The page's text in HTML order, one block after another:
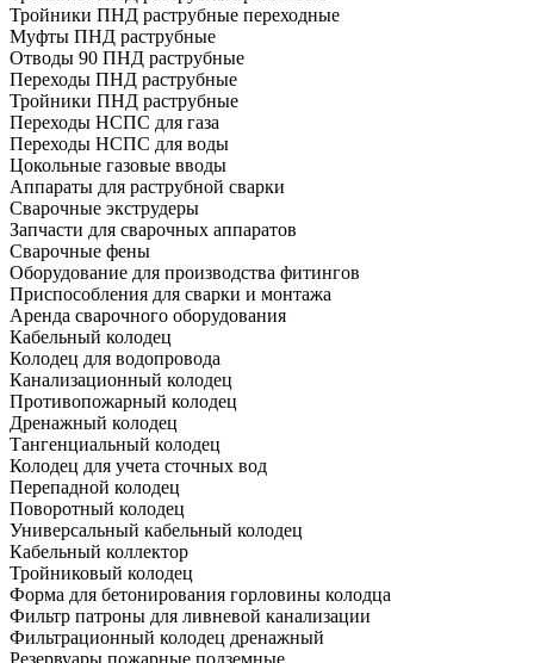
Тройники ПНД раструбные переходные
Муфты ПНД раструбные
Отводы 90 ПНД раструбные
Переходы ПНД раструбные
Тройники ПНД раструбные
Переходы НСПС для газа
Переходы НСПС для воды
Цокольные газовые вводы
Аппараты для раструбной сварки
Сварочные экструдеры
Запчасти для сварочных аппаратов
Сварочные фены
Оборудование для производства фитингов
Приспособления для сварки и монтажа
Аренда сварочного оборудования
Кабельный колодец
Колодец для водопровода
Канализационный колодец
Противопожарный колодец
Дренажный колодец
Тангенциальный колодец
Колодец для учета сточных вод
Перепадной колодец
Поворотный колодец
Универсальный кабельный колодец
Кабельный коллектор
Тройниковый колодец
Форма для бетонирования горловины колодца
Фильтр патроны для ливневой канализации
Фильтрационный колодец дренажный
Резервуары пожарные подземные